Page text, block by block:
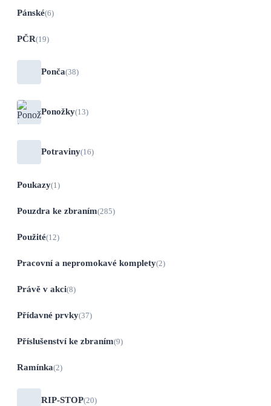
Pánské(6)
PČR(19)
Ponča(38)
Ponožky(13)
Potraviny(16)
Poukazy(1)
Pouzdra ke zbraním(285)
Použité(12)
Pracovní a nepromokavé komplety(2)
Právě v akci(8)
Přídavné prvky(37)
Příslušenství ke zbraním(9)
Ramínka(2)
RIP-STOP(20)